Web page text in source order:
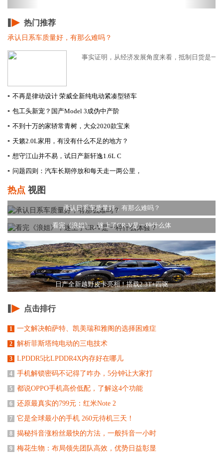
热门推荐
承认日系车质量好，有那么难吗？
事实证明，从经济发展角度来看，抵制日货是一
▪ 不再是律动设计 荣威全新纯电动紧凑型轿车
▪ 包工头新宠？国产Model 3成伪中产阶
▪ 不到十万的家轿常青树，大众2020款宝来
▪ 天籁2.0L家用，有没有什么不足的地方？
▪ 想守江山并不易，试日产新轩逸1.6L C
▪ 问题四则：汽车长期停放和每天走一两公里，
热点 视图
承认日系车质量好，有那么难吗？
看完《浪姐》，迷上了CR-V是一种什么体
日产全新越野皮卡亮相！搭载2.3T+四驱
点击排行
1 一文解决帕萨特、凯美瑞和雅阁的选择困难症
2 解析菲斯塔纯电动的三电技术
3 LPDDR5比LPDDR4X内存好在哪儿
4 手机解锁密码不记得了咋办，5分钟让大家打
5 都说OPPO手机高价低配，了解这4个功能
6 还原最真实的799元：红米Note 2
7 它是全球最小的手机 260元待机三天！
8 揭秘抖音涨粉丝最快的方法，一般抖音一小时
9 梅花生物：布局领先团队高效，优势日益彰显